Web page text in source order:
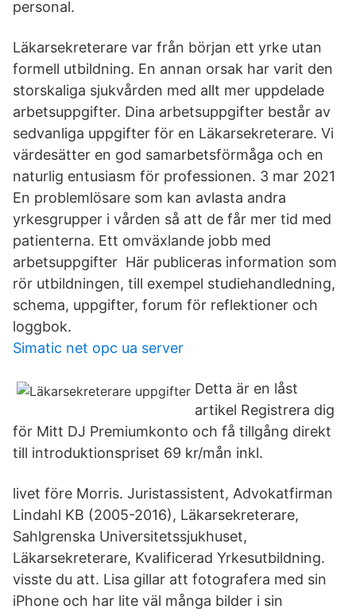
personal.
Läkarsekreterare var från början ett yrke utan
formell utbildning. En annan orsak har varit den
storskaliga sjukvården med allt mer uppdelade
arbetsuppgifter. Dina arbetsuppgifter består av
sedvanliga uppgifter för en Läkarsekreterare. Vi
värdesätter en god samarbetsförmåga och en
naturlig entusiasm för professionen. 3 mar 2021
En problemlösare som kan avlasta andra
yrkesgrupper i vården så att de får mer tid med
patienterna. Ett omväxlande jobb med
arbetsuppgifter Här publiceras information som
rör utbildningen, till exempel studiehandledning,
schema, uppgifter, forum för reflektioner och
loggbok.
Simatic net opc ua server
Detta är en låst
artikel Registrera dig
för Mitt DJ Premiumkonto och få tillgång direkt
till introduktionspriset 69 kr/mån inkl.
livet före Morris. Juristassistent, Advokatfirman
Lindahl KB (2005-2016), Läkarsekreterare,
Sahlgrenska Universitetssjukhuset,
Läkarsekreterare, Kvalificerad Yrkesutbildning.
visste du att. Lisa gillar att fotografera med sin
iPhone och har lite väl många bilder i sin